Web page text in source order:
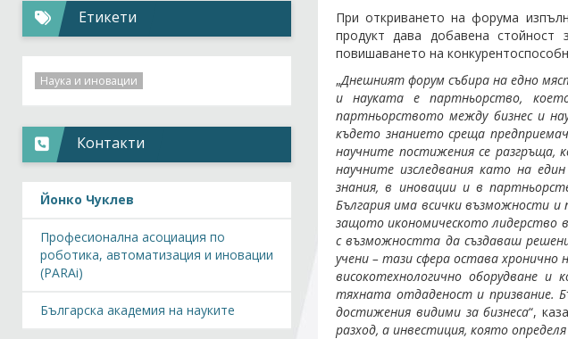
При откриването на форума
продукт дава добавена
повишаването на
„Днешният форум събира на едно
и науката е партньорство,
партньорството между бизнес и
където знанието среща
научните постижения се разгръща,
научните изследвания като на
знания, в иновации и в
България има всички възможности и
защото икономическото лидерство
с възможността да създаваш
учени – тази сфера остава
високотехнологично оборудване
тяхната отдаденост и призвание.
достижения видими за бизнеса“,
разход, а инвестиция, която
Етикети
Наука и иновации
Контакти
Йонко Чуклев
Професионална асоциация по
роботика, автоматизация и иновации
(PARAi)
Българска академия на науките